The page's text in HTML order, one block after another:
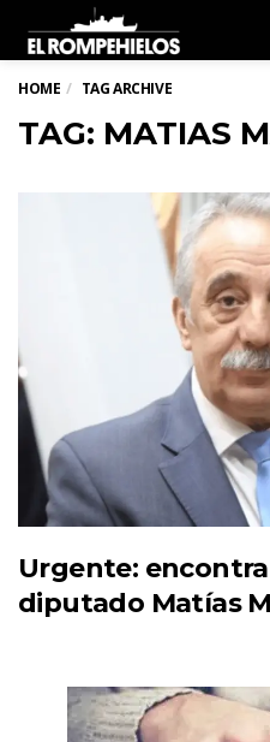
HOME TAG ARCHIVE
TAG: MATIAS
Urgente:
diputado Matías